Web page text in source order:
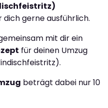
dich gerne ausführlich.
mit dir ein
für deinen Umzug
beträgt dabei nur 10